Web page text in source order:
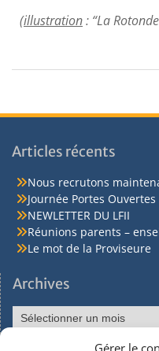
Gérer le
(illustration: “La
Articles récents
Nous recrutons
Journée Portes Ouvertes
NEWLETTER DU LFII
Réunions parents –
Le mot de la Proviseure
Archives